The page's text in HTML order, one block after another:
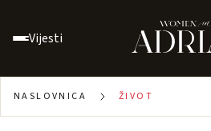
Vijesti
NASLOVNICA ŽIVOT